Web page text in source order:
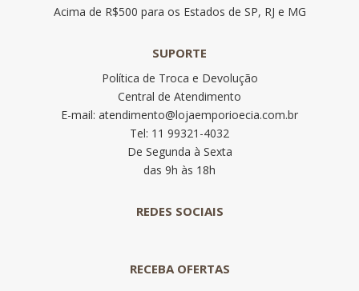
Acima de R$500 para os Estados de SP, RJ e MG
SUPORTE
Política de Troca e Devolução
Central de Atendimento
E-mail: atendimento@lojaemporioecia.com.br
Tel: 11 99321-4032
De Segunda à Sexta
das 9h às 18h
REDES SOCIAIS
RECEBA OFERTAS